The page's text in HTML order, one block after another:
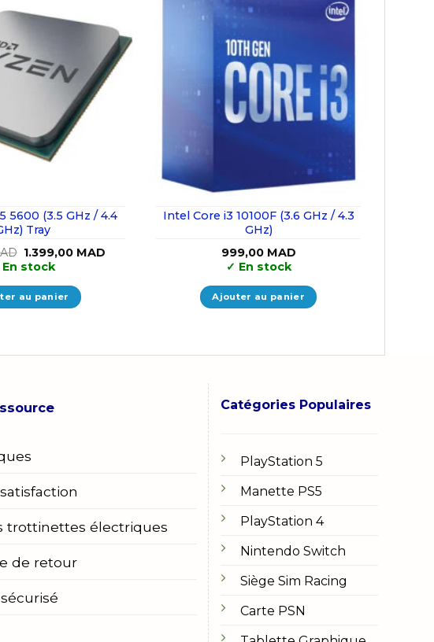
5600 (3.5 GHz / 4.4
Tray
Le
prix
initial
était :
1.559,00 MAD.
1.399,00 MADLe
En stock
au panier
Intel Core i3 10100F (3.6 GHz / 4.3
GHz)
999,00 MAD
✓ En stock
Ajouter au panier
trottinettes électriques
de retour
Catégories Populaires
PlayStation 5
Manette PS5
PlayStation 4
Nintendo Switch
Siège Sim Racing
Carte PSN